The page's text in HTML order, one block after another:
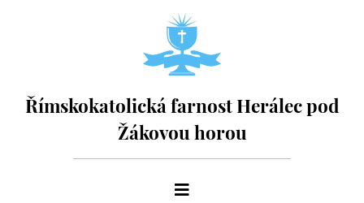
Římskokatolická farnost Herálec pod
Žákovou horou